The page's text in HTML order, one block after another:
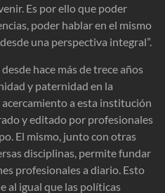
Es por ello que poder
poder hablar en el mismo
una perspectiva integral”.
hace más de trece años
y paternidad en la
a esta institución
y editado por profesionales
El mismo, junto con otras
disciplinas, permite fundar
profesionales a diario. Esto
al igual que las políticas